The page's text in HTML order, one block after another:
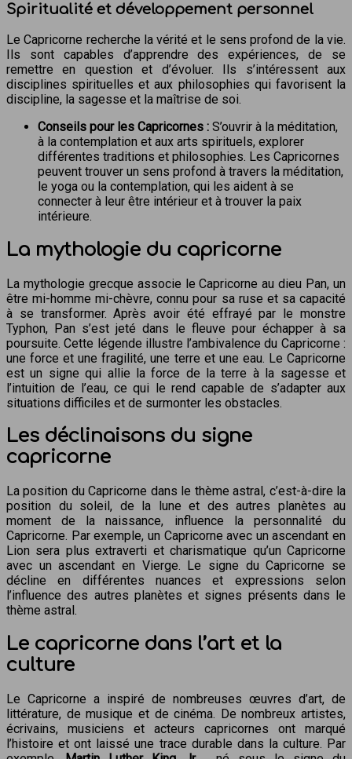
Spiritualité et développement personnel
Le Capricorne recherche la vérité et le sens profond de la vie.
Ils sont capables d’apprendre des expériences, de se
remettre en question et d’évoluer. Ils s’intéressent aux
disciplines spirituelles et aux philosophies qui favorisent la
discipline, la sagesse et la maîtrise de soi.
Conseils pour les Capricornes : S’ouvrir à la méditation,
à la contemplation et aux arts spirituels, explorer
différentes traditions et philosophies. Les Capricornes
peuvent trouver un sens profond à travers la méditation,
le yoga ou la contemplation, qui les aident à se
connecter à leur être intérieur et à trouver la paix
intérieure.
La mythologie du capricorne
La mythologie grecque associe le Capricorne au dieu Pan, un
être mi-homme mi-chèvre, connu pour sa ruse et sa capacité
à se transformer. Après avoir été effrayé par le monstre
Typhon, Pan s’est jeté dans le fleuve pour échapper à sa
poursuite. Cette légende illustre l’ambivalence du Capricorne :
une force et une fragilité, une terre et une eau. Le Capricorne
est un signe qui allie la force de la terre à la sagesse et
l’intuition de l’eau, ce qui le rend capable de s’adapter aux
situations difficiles et de surmonter les obstacles.
Les déclinaisons du signe
capricorne
La position du Capricorne dans le thème astral, c’est-à-dire la
position du soleil, de la lune et des autres planètes au
moment de la naissance, influence la personnalité du
Capricorne. Par exemple, un Capricorne avec un ascendant en
Lion sera plus extraverti et charismatique qu’un Capricorne
avec un ascendant en Vierge. Le signe du Capricorne se
décline en différentes nuances et expressions selon
l’influence des autres planètes et signes présents dans le
thème astral.
Le capricorne dans l’art et la
culture
Le Capricorne a inspiré de nombreuses œuvres d’art, de
littérature, de musique et de cinéma. De nombreux artistes,
écrivains, musiciens et acteurs capricornes ont marqué
l’histoire et ont laissé une trace durable dans la culture. Par